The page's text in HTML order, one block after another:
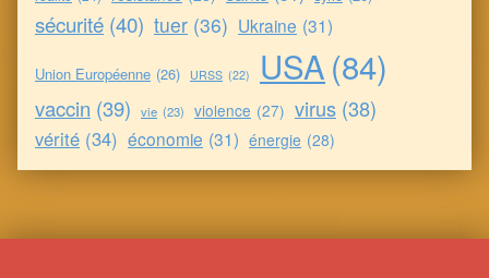
sécurité (40) tuer (36) Ukraine (31)
Union Européenne (26) URSS (22) USA(84)
vaccin (39) vie (23) violence (27) virus (38)
vérité (34) économie (31) énergie (28)